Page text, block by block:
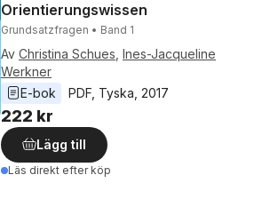
Orientierungswissen
Grundsatzfragen • Band 1
Av Christina Schues Ines-Jacqueline
Werkner
E-bok
PDF Tyska 2017
222 kr
Lägg till
Läs direkt efter köp